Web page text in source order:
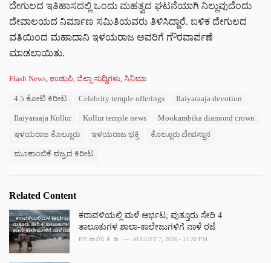
ದೇಗುಲದ ಇತಿಹಾಸದಲ್ಲಿ ಒಂದು ಮಹತ್ವದ ಘಟನೆಯಾಗಿ ನಿಲ್ಲುವುದೆಂದು
ದೇವಾಲಯದ ನಿರ್ಮಾಣ ಸಮಿತಿಯವರು ತಿಳಿಸಿದ್ದಾರೆ. ಬಳಿಕ ದೇಗುಲದ
ವತಿಯಿಂದ ಮಹಾದಾನಿ ಇಳಯರಾಜ ಅವರಿಗೆ ಗೌರವಾರ್ಪಣೆ
ಮಾಡಲಾಯಿತು.
C
Flash News ಉಡುಪಿ ಜಿಲ್ಲಾ ಸುದ್ದಿಗಳು ಸಿನಿಮಾ
4.5 ಕೋಟಿ ಕಿರೀಟ Celebrity temple offerings Ilaiyaraaja devotion
Ilaiyaraaja Kollur Kollur temple news
Mookambika diamond crown
ಇಳಯರಾಜ ಕೊಲ್ಲೂರು
ಇಳಯರಾಜ ಭಕ್ತಿ ಕೊಲ್ಲೂರು ದೇವಸ್ಥಾನ
ಮೂಕಾಂಬಿಕೆ ವಜ್ರದ ಕಿರೀಟ
Related Content
ಕರಾವಳಿಯಲ್ಲಿ ಮಳೆ ಆರ್ಭಟ; ಪುತ್ತೂರು ಸೇರಿ 4
ತಾಲೂಕುಗಳ ಶಾಲಾ-ಕಾಲೇಜುಗಳಿಗೆ ನಾಳೆ ರಜೆ
BY ಶಾಲಿನಿ ಕೆ. ಡಿ AUGUST 7, 2026 - 11:20 PM